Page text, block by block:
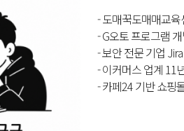
- 도매꾹도매매교
- G오토 프로그램
- 보안 전문 기업
- 이커머스 업계 11
- 카페24 기반 쇼핑